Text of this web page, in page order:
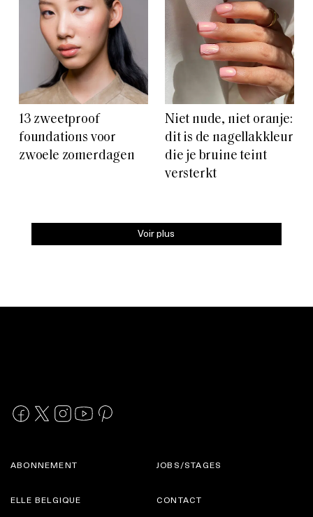
13 zweetproof
foundations voor
zwoele zomerdagen
Niet nude, niet oranje:
dit is de nagellakkleur
die je bruine teint
versterkt
Voir plus
ABONNEMENT
ELLE BELGIQUE
JOBS/STAGES
CONTACT